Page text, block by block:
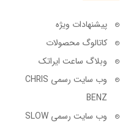
پیشنهادات ویژه
کاتالوگ محصولات
وبلاگ ساعت ایراتک
وب سایت رسمی CHRIS
BENZ
وب سایت رسمی SLOW